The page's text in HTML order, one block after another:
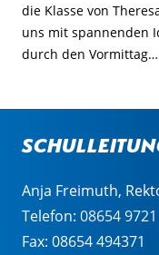
die Klasse von
uns mit spannenden
durch den Vormittag…
Anja Freimuth,
Telefon: 08654 9721
Fax: 08654 494371